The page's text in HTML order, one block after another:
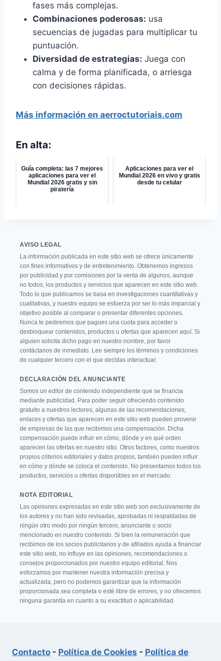
fases más complejas.
Combinaciones poderosas: usa
secuencias de jugadas para multiplicar tu
puntuación.
Diversidad de estrategias: Juega con
calma y de forma planificada, o arriesga
con decisiones rápidas.
Más información en aerroctutoriais.com
En alta:
Guía completa: las 7 mejores
aplicaciones para ver el
Mundial 2026 gratis y sin
piratería
Aplicaciones para ver el
Mundial 2026 en vivo y gratis
desde tu celular
AVISO LEGAL
La información publicada en este sitio web se ofrece únicamente
con fines informativos y de entretenimiento. Obtenemos ingresos
por publicidad y por comisiones por la venta de algunos, aunque
no todos, los productos y servicios que aparecen en este sitio web.
Todo lo que publicamos se basa en investigaciones cuantitativas y
cualitativas, y nuestro equipo se esfuerza por ser lo más imparcial y
objetivo posible al comparar o presentar diferentes opciones.
Nunca te pediremos que pagues una cuota para acceder o
desbloquear contenidos, productos u ofertas que aparecen aquí. Si
alguien solicita dicho pago en nuestro nombre, por favor
contáctanos de inmediato. Lee siempre los términos y condiciones
de cualquier tercero con el que decidas interactuar.
DECLARACIÓN DEL ANUNCIANTE
Somos un editor de contenido independiente que se financia
mediante publicidad. Para poder seguir ofreciendo contenido
gratuito a nuestros lectores, algunas de las recomendaciones,
enlaces y ofertas que aparecen en este sitio web pueden provenir
de empresas de las que recibimos una compensación. Dicha
compensación puede influir en cómo, dónde y en qué orden
aparecen las ofertas en nuestro sitio. Otros factores, como nuestros
propios criterios editoriales y datos propios, también pueden influir
en cómo y dónde se coloca el contenido. No presentamos todos los
productos, servicios u ofertas disponibles en el mercado.
NOTA EDITORIAL
Las opiniones expresadas en este sitio web son exclusivamente de
los autores y no han sido revisadas, aprobadas ni respaldadas de
ningún otro modo por ningún tercero, anunciante o socio
mencionado en nuestro contenido. Si bien la remuneración que
recibimos de los socios publicitarios y de afiliados ayuda a financiar
este sitio web, no influye en las opiniones, recomendaciones o
consejos proporcionados por nuestro equipo editorial. Nos
esforzamos por mantener nuestra información precisa y
actualizada, pero no podemos garantizar que la información
proporcionada sea completa o esté libre de errores, y no ofrecemos
ninguna garantía en cuanto a su exactitud o aplicabilidad.
Contacto - Política de Cookies - Política de